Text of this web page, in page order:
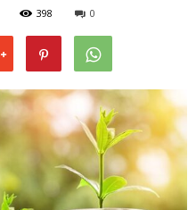
398 0